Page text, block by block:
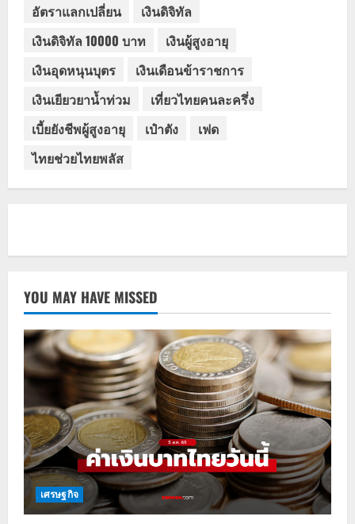
อัตราแลกเปลี่ยน
เงินดิจิทัล
เงินดิจิทัล 10000 บาท
เงินผู้สูงอายุ
เงินอุดหนุนบุตร
เงินเดือนข้าราชการ
เงินเยียวยาน้ำท่วม
เที่ยวไทยคนละครึ่ง
เบี้ยยังชีพผู้สูงอายุ
เป๋าตัง
เฟด
ไทยช่วยไทยพลัส
YOU MAY HAVE MISSED
เศรษฐกิจ